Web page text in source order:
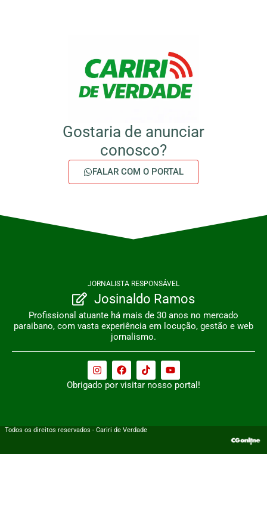
Gostaria de anunciar
conosco?
FALAR COM O PORTAL
JORNALISTA RESPONSÁVEL
Josinaldo Ramos
Profissional atuante há mais de 30 anos no mercado
paraibano, com vasta experiência em locução, gestão e web
jornalismo.
Obrigado por visitar nosso portal!
Todos os direitos reservados - Cariri de Verdade